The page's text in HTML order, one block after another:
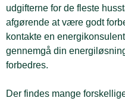
udgifterne for de fleste
afgørende at være godt
kontakte en
gennemgå din
forbedres.
Der findes mange